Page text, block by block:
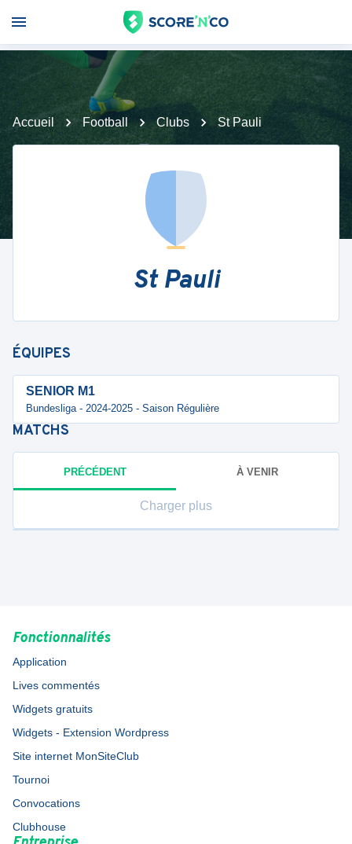
Accueil Football Clubs St Pauli
St Pauli
ÉQUIPES
SENIOR M1
Bundesliga - 2024-2025 - Saison Régulière
MATCHS
PRÉCÉDENT À VENIR
Charger plus
Fonctionnalités
Application
Lives commentés
Widgets gratuits
Widgets - Extension Wordpress
Site internet MonSiteClub
Tournoi
Convocations
Clubhouse